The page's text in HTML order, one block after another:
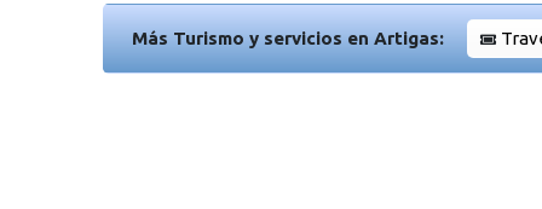
Más Turismo y servicios en Artigas: